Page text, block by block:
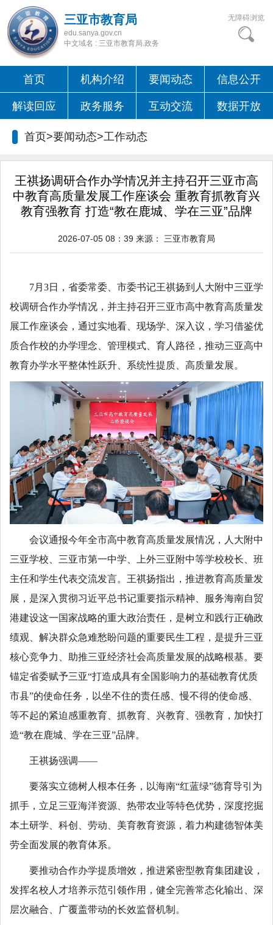
三亚市教育局
edu.sanya.gov.cn
中文域名 : 三亚市教育局.政务
无障碍浏览
首页 机构介绍 要闻动态 信息公开
解读回应 政务服务 互动交流 数据开放
首页>要闻动态>工作动态
王祺扬调研合作办学情况并主持召开三亚市高
中教育高质量发展工作座谈会 重教育抓教育兴
教育强教育 打造“教在鹿城、学在三亚”品牌
2026-07-05 08：39 来源： 三亚市教育局
7月3日，省委常委、市委书记王祺扬到人大附中三亚学
校调研合作办学情况，并主持召开三亚市高中教育高质量发
展工作座谈会，通过实地看、现场学、深入议，学习借鉴优
质合作校的办学理念、管理模式、育人路径，推动三亚高中
教育办学水平整体性跃升、系统性提质、高质量发展。
会议通报今年全市高中教育高质量发展情况，人大附中
三亚学校、三亚市第一中学、上外三亚附中等学校校长、班
主任和学生代表交流发言。王祺扬指出，推进教育高质量发
展，是深入贯彻习近平总书记重要指示精神、服务海南自贸
港建设这一国家战略的重大政治责任，是树立和践行正确政
绩观、解决群众急难愁盼问题的重要民生工程，是提升三亚
核心竞争力、助推三亚经济社会高质量发展的战略根基。要
锚定省委赋予三亚“打造成具有全国影响力的基础教育优质
市县”的使命任务，以坐不住的责任感、慢不得的使命感、
等不起的紧迫感重教育、抓教育、兴教育、强教育，加快打
造“教在鹿城、学在三亚”品牌。
王祺扬强调——
要落实立德树人根本任务，以海南“红蓝绿”德育导引为
抓手，立足三亚海洋资源、热带农业等特色优势，深度挖掘
本土研学、科创、劳动、美育教育资源，着力构建德智体美
劳全面发展的教育体系。
要推动合作办学提质增效，推进紧密型教育集团建设，
发挥名校人才培养示范引领作用，健全完善常态化输出、深
层次融合、广覆盖带动的长效监督机制。